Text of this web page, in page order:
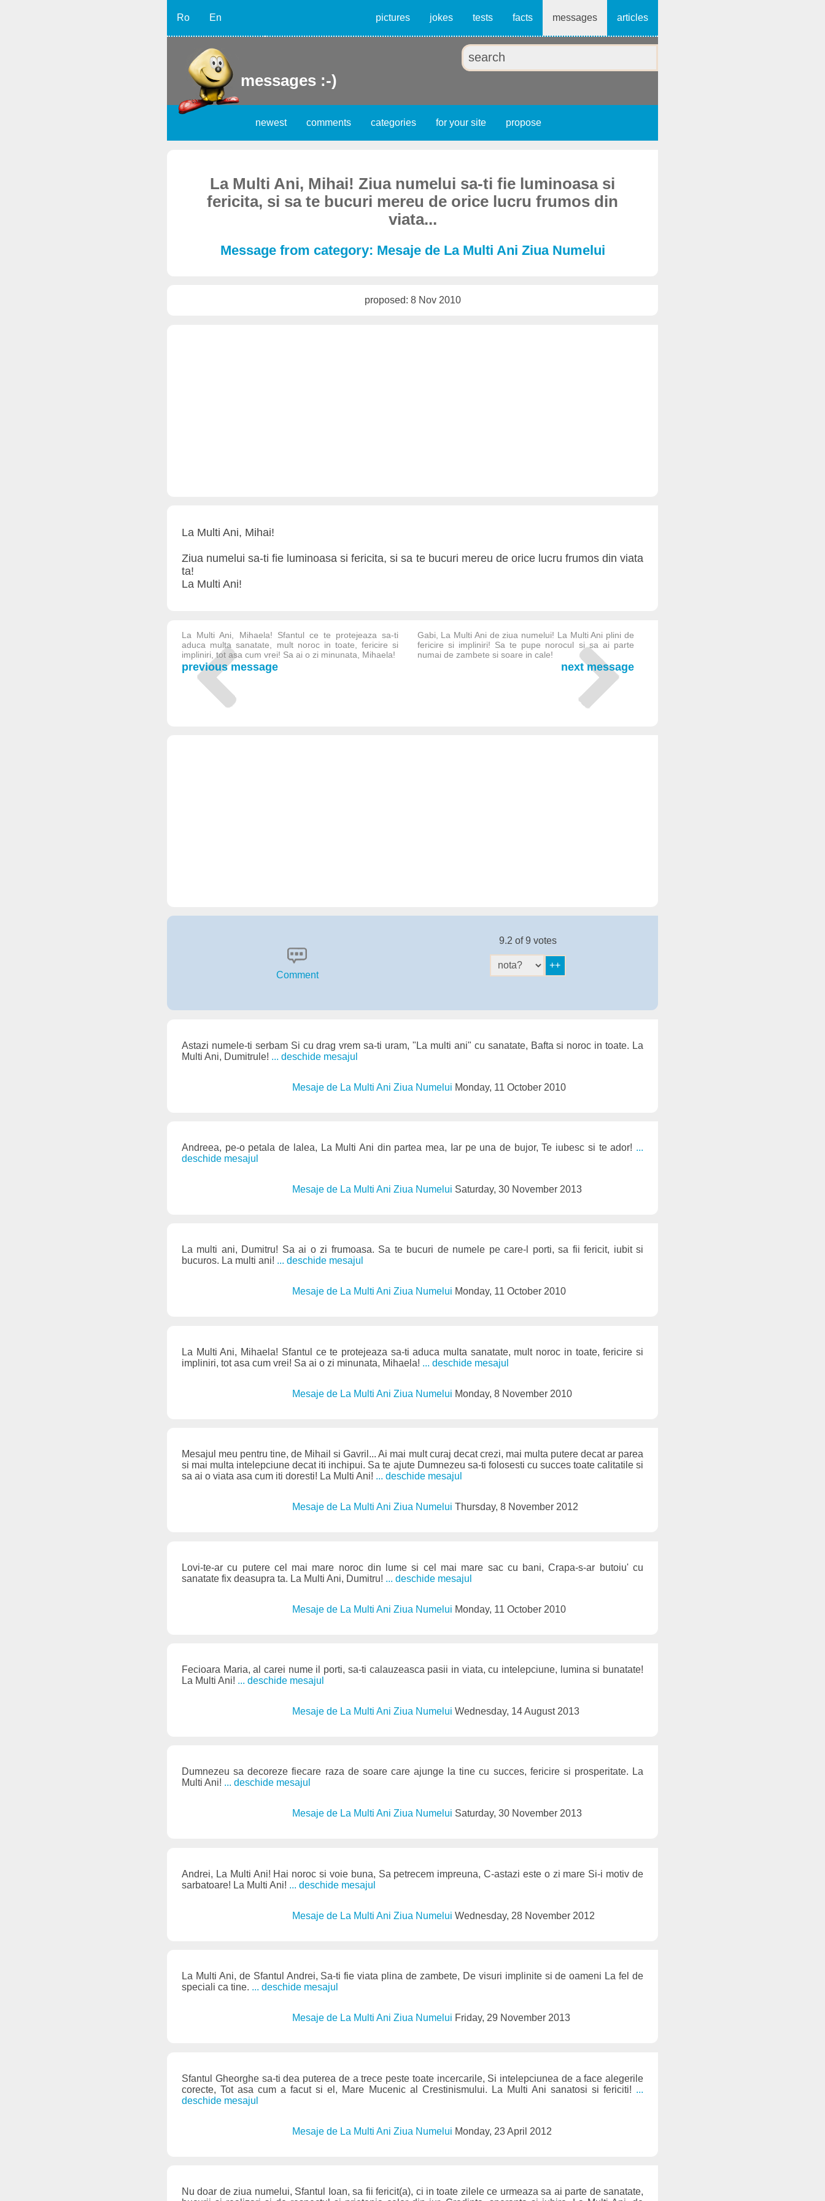
Ro En pictures jokes tests facts messages articles
messages :-)
newest comments categories for your site propose
La Multi Ani, Mihai! Ziua numelui sa-ti fie luminoasa si
fericita, si sa te bucuri mereu de orice lucru frumos din
viata...
Message from category: Mesaje de La Multi Ani Ziua Numelui
proposed: 8 Nov 2010
La Multi Ani, Mihai!
Ziua numelui sa-ti fie luminoasa si fericita, si sa te bucuri mereu de orice lucru frumos din viata
ta!
La Multi Ani!
La Multi Ani, Mihaela! Sfantul ce te protejeaza sa-ti
aduca multa sanatate, mult noroc in toate, fericire si
impliniri, tot asa cum vrei! Sa ai o zi minunata, Mihaela!
previous message
Gabi, La Multi Ani de ziua numelui! La Multi Ani plini de
fericire si impliniri! Sa te pupe norocul si sa ai parte
numai de zambete si soare in cale!
next message
Comment
9.2 of 9 votes
Astazi numele-ti serbam Si cu drag vrem sa-ti uram, "La multi ani" cu sanatate, Bafta si noroc in toate. La
Multi Ani, Dumitrule! ... deschide mesajul
Mesaje de La Multi Ani Ziua Numelui Monday, 11 October 2010
Andreea, pe-o petala de lalea, La Multi Ani din partea mea, Iar pe una de bujor, Te iubesc si te ador! ...
deschide mesajul
Mesaje de La Multi Ani Ziua Numelui Saturday, 30 November 2013
La multi ani, Dumitru! Sa ai o zi frumoasa. Sa te bucuri de numele pe care-l porti, sa fii fericit, iubit si
bucuros. La multi ani! ... deschide mesajul
Mesaje de La Multi Ani Ziua Numelui Monday, 11 October 2010
La Multi Ani, Mihaela! Sfantul ce te protejeaza sa-ti aduca multa sanatate, mult noroc in toate, fericire si
impliniri, tot asa cum vrei! Sa ai o zi minunata, Mihaela! ... deschide mesajul
Mesaje de La Multi Ani Ziua Numelui Monday, 8 November 2010
Mesajul meu pentru tine, de Mihail si Gavril... Ai mai mult curaj decat crezi, mai multa putere decat ar parea
si mai multa intelepciune decat iti inchipui. Sa te ajute Dumnezeu sa-ti folosesti cu succes toate calitatile si
sa ai o viata asa cum iti doresti! La Multi Ani! ... deschide mesajul
Mesaje de La Multi Ani Ziua NumeluiThursday, 8 November 2012
Lovi-te-ar cu putere cel mai mare noroc din lume si cel mai mare sac cu bani, Crapa-s-ar butoiu' cu
sanatate fix deasupra ta. La Multi Ani, Dumitru! ... deschide mesajul
Mesaje de La Multi Ani Ziua Numelui Monday, 11 October 2010
Fecioara Maria, al carei nume il porti, sa-ti calauzeasca pasii in viata, cu intelepciune, lumina si bunatate!
La Multi Ani! ... deschide mesajul
Mesaje de La Multi Ani Ziua NumeluiWednesday, 14 August 2013
Dumnezeu sa decoreze fiecare raza de soare care ajunge la tine cu succes, fericire si prosperitate. La
Multi Ani! ... deschide mesajul
Mesaje de La Multi Ani Ziua Numelui Saturday, 30 November 2013
Andrei, La Multi Ani! Hai noroc si voie buna, Sa petrecem impreuna, C-astazi este o zi mare Si-i motiv de
sarbatoare! La Multi Ani! ... deschide mesajul
Mesaje de La Multi Ani Ziua NumeluiWednesday, 28 November 2012
La Multi Ani, de Sfantul Andrei, Sa-ti fie viata plina de zambete, De visuri implinite si de oameni La fel de
speciali ca tine. ... deschide mesajul
Mesaje de La Multi Ani Ziua Numelui Friday, 29 November 2013
Sfantul Gheorghe sa-ti dea puterea de a trece peste toate incercarile, Si intelepciunea de a face alegerile
corecte, Tot asa cum a facut si el, Mare Mucenic al Crestinismului. La Multi Ani sanatosi si fericiti! ...
deschide mesajul
Mesaje de La Multi Ani Ziua Numelui Monday, 23 April 2012
Nu doar de ziua numelui, Sfantul Ioan, sa fii fericit(a), ci in toate zilele ce urmeaza sa ai parte de sanatate,